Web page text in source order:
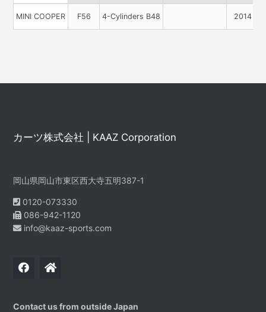
MINI COOPER F56 4-Cylinders B48 2014 〜
カーツ株式会社 | KAAZ Corporation
岡山県岡山市東区西大寺五明387-1
0120-073330
086-942-1120
info@kaaz-sports.com
Contact us from outside Japan